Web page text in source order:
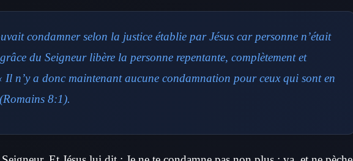
condamner selon la justice établie par Jésus car personne n’était
du Seigneur libère la personne repentante, complètement et
Il n’y a donc maintenant aucune condamnation pour ceux qui sont en
8:1).